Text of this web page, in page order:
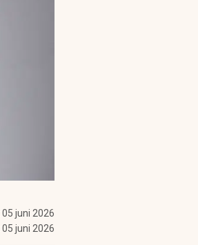
05 juni 2026
05 juni 2026